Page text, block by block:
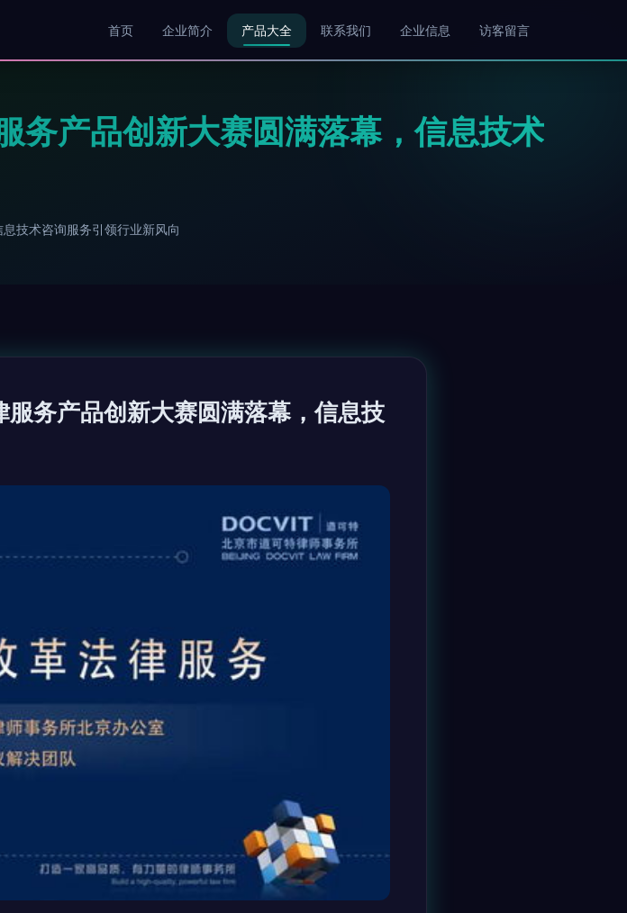
首页 企业简介 产品大全 联系我们 企业信息 访客留言
务产品创新大赛圆满落幕，信息技术
技术咨询服务引领行业新风向
务产品创新大赛圆满落幕，信息技